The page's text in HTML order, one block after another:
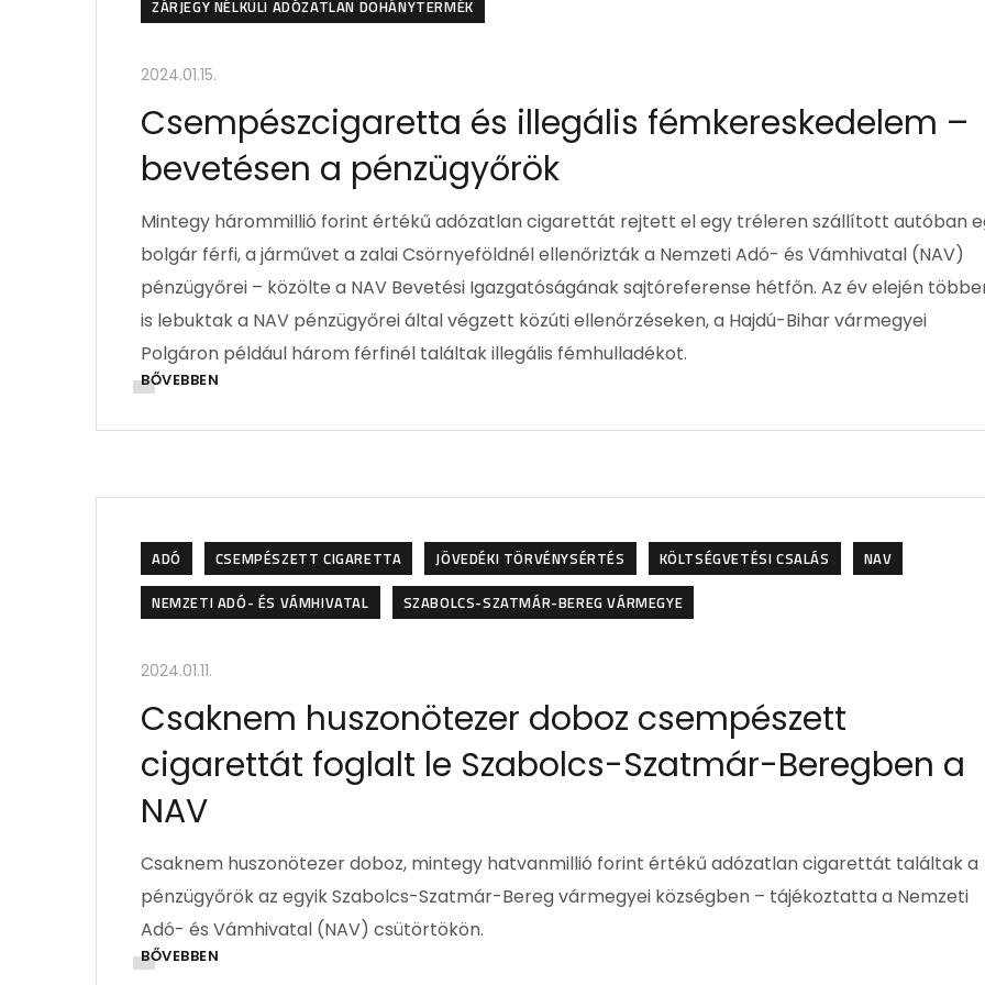
ZÁRJEGY NÉLKÜLI ADÓZATLAN DOHÁNYTERMÉK
2024.01.15.
Csempészcigaretta és illegális fémkereskedelem –
bevetésen a pénzügyőrök
Mintegy hárommillió forint értékű adózatlan cigarettát rejtett el egy tréleren szállított autóban
bolgár férfi, a járművet a zalai Csörnyeföldnél ellenőrizták a Nemzeti Adó- és Vámhivatal (NAV)
pénzügyőrei – közölte a NAV Bevetési Igazgatóságának sajtóreferense hétfőn. Az év elején
is lebuktak a NAV pénzügyőrei által végzett közúti ellenőrzéseken, a Hajdú-Bihar vármegyei
Polgáron például három férfinél találtak illegális fémhulladékot.
BŐVEBBEN
ADÓ CSEMPÉSZETT CIGARETTA JÖVEDÉKI TÖRVÉNYSÉRTÉS KÖLTSÉGVETÉSI CSALÁS
NAV
NEMZETI ADÓ- ÉS VÁMHIVATAL
SZABOLCS-SZATMÁR-BEREG VÁRMEGYE
2024.01.11.
Csaknem huszonötezer doboz csempészett
cigarettát foglalt le Szabolcs-Szatmár-Beregben a
NAV
Csaknem huszonötezer doboz, mintegy hatvanmillió forint értékű adózatlan cigarettát találtak a
pénzügyőrök az egyik Szabolcs-Szatmár-Bereg vármegyei községben – tájékoztatta a Nemzeti
Adó- és Vámhivatal (NAV) csütörtökön.
BŐVEBBEN